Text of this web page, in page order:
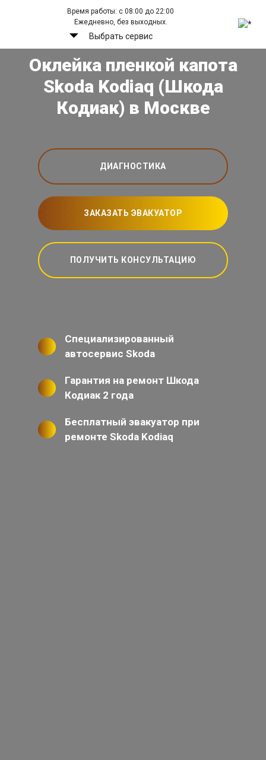
Время работы: с 08:00 до 22:00
Ежедневно, без выходных.
Выбрать сервис
Оклейка пленкой капота
Skoda Kodiaq (Шкода
Кодиак) в Москве
ДИАГНОСТИКА
ЗАКАЗАТЬ ЭВАКУАТОР
ПОЛУЧИТЬ КОНСУЛЬТАЦИЮ
Специализированный
автосервис Skoda
Гарантия на ремонт Шкода
Кодиак 2 года
Бесплатный эвакуатор при
ремонте Skoda Kodiaq